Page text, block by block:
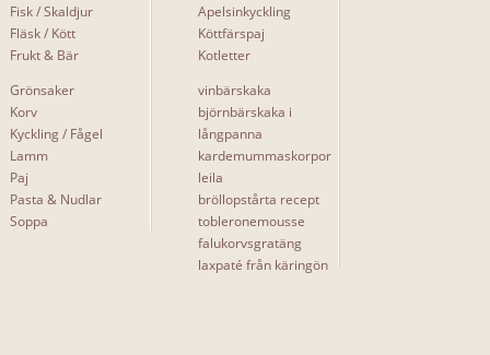
Fisk / Skaldjur
Fläsk / Kött
Frukt & Bär
Grönsaker
Korv
Kyckling / Fågel
Lamm
Paj
Pasta & Nudlar
Soppa
Apelsinkyckling
Köttfärspaj
Kotletter
vinbärskaka
björnbärskaka i
långpanna
kardemummaskorpor
leila
bröllopstårta recept
tobleronemousse
falukorvsgratäng
laxpaté från käringön